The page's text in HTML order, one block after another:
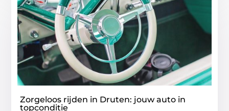
Zorgeloos rijden in Druten: jouw auto in
topconditie